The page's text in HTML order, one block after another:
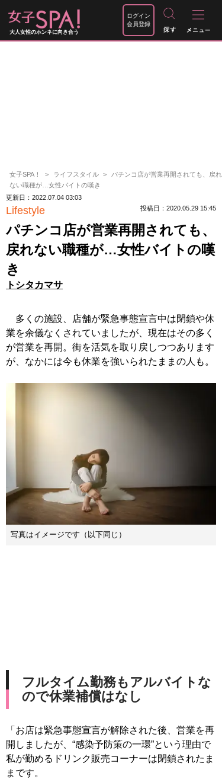
大人女性のホンネに向き合う
ログイン
会員登録
女子SPA！ ライフスタイル
パチンコ店が営業再開されても、戻れ
ない職種が…女性バイトの嘆き
更新日：2022.07.04 03:03
Lifestyle 投稿日：2020.05.29 15:45
パチンコ店が営業再開されても、
戻れない職種が…女性バイトの嘆
き
トシタカマサ
多くの施設、店舗が緊急事態宣言中は閉鎖や休
業を余儀なくされていましたが、現在はその多く
が営業を再開。街を活気を取り戻しつつあります
が、なかには今も休業を強いられたままの人も。
写真はイメージです（以下同じ）
フルタイム勤務もアルバイトな
ので休業補償はなし
「お店は緊急事態宣言が解除された後、営業を再
開しましたが、“感染予防策の一環”という理由で
私が勤めるドリンク販売コーナーは閉鎖されたま
まです。